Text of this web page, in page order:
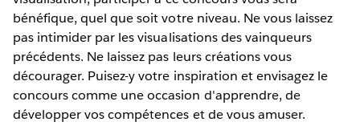
bénéfique, quel que soit votre niveau. Ne vous laissez
pas intimider par les visualisations des vainqueurs
précédents. Ne laissez pas leurs créations vous
décourager. Puisez-y votre inspiration et envisagez le
concours comme une occasion d'apprendre, de
développer vos compétences et de vous amuser.